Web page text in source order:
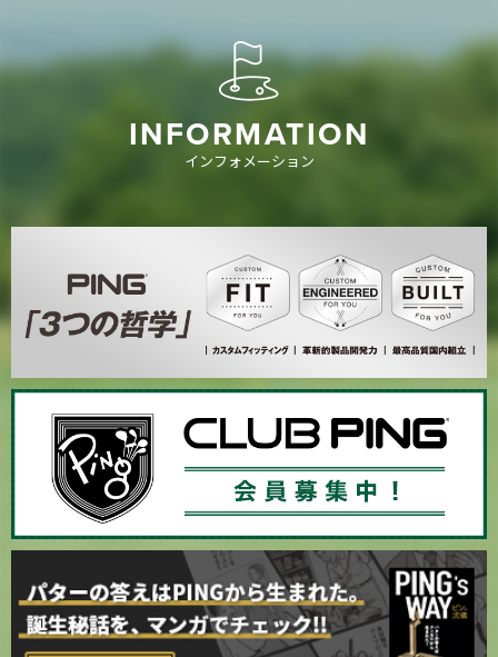
INFORMATION
インフォメーション